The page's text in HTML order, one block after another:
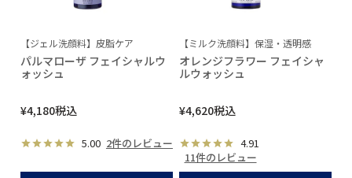
【ジェル洗顔料】皮脂ケア
パルマローザ フェイシャルウ
ォッシュ
¥4,180税込
5.00 2件のレビュー
【ミルク洗顔料】保湿・透明感
オレンジフラワー フェイシャ
ルウォッシュ
¥4,620税込
4.91
11件のレビュー